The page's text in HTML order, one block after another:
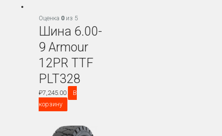
Оценка 0 из 5
Шина 6.00-
9 Armour
12PR TTF
PLT328
₽7,245.00
В
корзину